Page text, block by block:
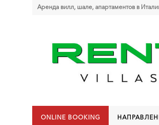
Аренда вилл, шале, апартаментов в
ONLINE BOOKING